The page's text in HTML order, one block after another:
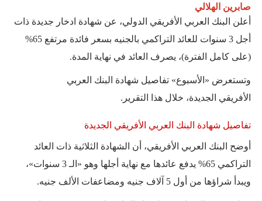
صابرين الهلالي
أعلن البنك العربي الأفريقي الدولي، عن شهادة ادخار جديدة ذات
أجل 3 سنوات للعائد التراكمي بالجنيه بسعر فائدة مرتفع 65%
(على كامل الفترة)، يصرف العائد في نهاية المدة.
وتستعرض «الأسبوع» تفاصيل شهادة البنك العربي
الأفريقي الجديدة، خلال هذا التقرير.
تفاصيل شهادة البنك العربي الأفريقي الجديدة
أوضح البنك العربي الأفريقي، أن الشهادة الثلاثية ذات العائد
التراكمي 65% يدفع عائدها مع نهاية أجلها وهو «الـ 3 سنوات»،
ويبدأ شراؤها من أول 5 آلاف جنيه ومضاعفات الألف جنيه.